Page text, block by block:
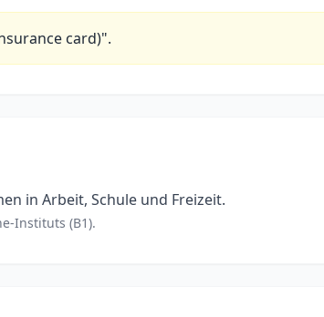
card)".
in Arbeit, Schule und Freizeit.
Instituts (B1).